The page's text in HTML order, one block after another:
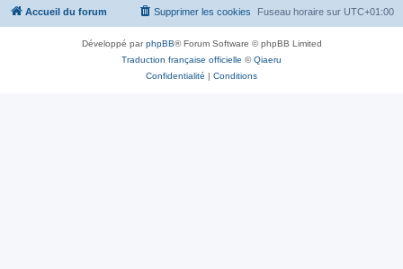
e
Accueil du forum Fuseau horaire sur UTC+01:00
Supprimer les cookies
Développé parphpBB® Forum Software © phpBB Limited
Traduction française officielle ©Qiaeru
Confidentialité | Conditions